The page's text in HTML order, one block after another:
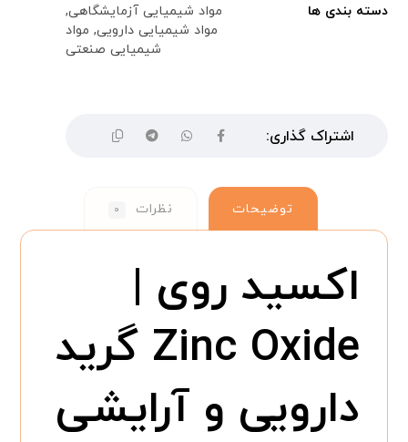
دسته بندی ها مواد شیمیایی آزمایشگاهی,
مواد شیمیایی دارویی, مواد
شیمیایی صنعتی
توضیحات نظرات ۰
اکسید روی |
Zinc Oxide گرید
دارویی و آرایشی